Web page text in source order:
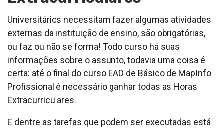
Universitários necessitam fazer algumas atividades
externas da instituição de ensino, são obrigatórias,
ou faz ou não se forma! Todo curso há suas
informações sobre o assunto, todavia uma coisa é
certa: até o final do curso EAD de Básico de MapInfo
Profissional é necessário ganhar todas as Horas
Extracurriculares.
E dentre as tarefas que podem ser executadas está